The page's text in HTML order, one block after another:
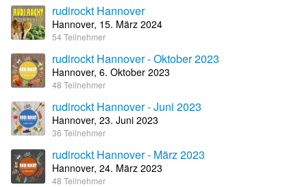
rudirockt Hannover
Hannover, 15. März 2024
54 Teilnehmer
rudirockt Hannover - Oktober 2023
Hannover, 6. Oktober 2023
48 Teilnehmer
rudirockt Hannover - Juni 2023
Hannover, 23. Juni 2023
36 Teilnehmer
rudirockt Hannover - März 2023
Hannover, 24. März 2023
48 Teilnehmer